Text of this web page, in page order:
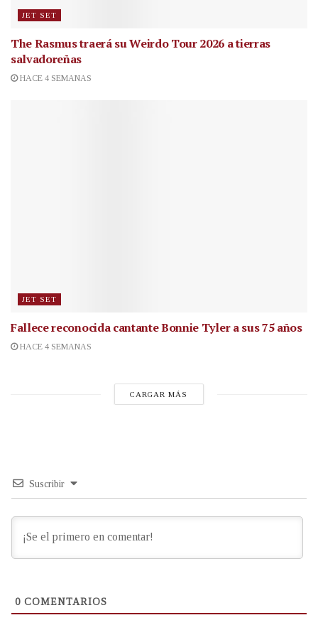
JET SET
The Rasmus traerá su Weirdo Tour 2026 a tierras
salvadoreñas
HACE 4 SEMANAS
JET SET
Fallece reconocida cantanteBonnie Tyler a sus 75 años
HACE 4 SEMANAS
CARGAR MÁS
Suscribir
0 COMENTARIOS